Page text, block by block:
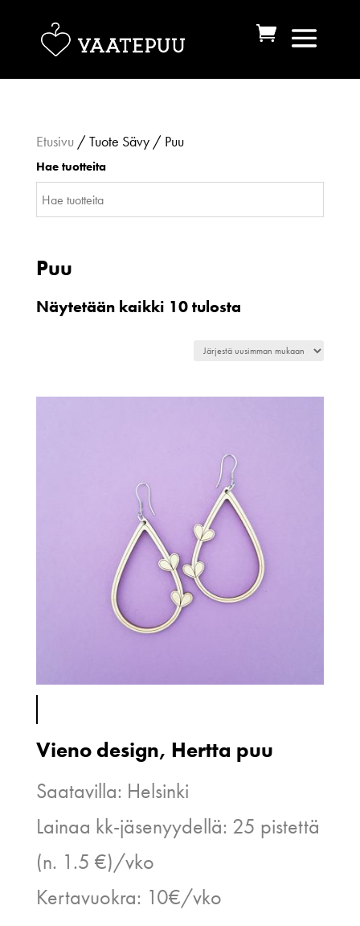
Etusivu / Tuote Sävy / Puu
Hae tuotteita
Puu
Näytetään kaikki 10 tulostaSorted
Vieno design, Hertta puu
Saatavilla: Helsinki
Lainaa kk-jäsenyydellä: 25 pistettä
(n. 1.5 €)/vko
Kertavuokra: 10€/vko